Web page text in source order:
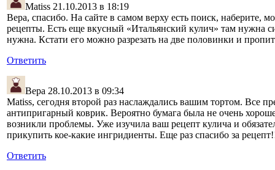
Matiss 21.10.2013 в 18:19
Вера, спасибо. На сайте в самом верху есть поиск, наберите,
рецепты. Есть еще вкусный «Итальянский кулич» там нужна
нужна. Кстати его можно разрезать на две половинки и
Ответить
Вера 28.10.2013 в 09:34
Matiss, сегодня второй раз наслаждались вашим тортом. Все
антипригарный коврик. Вероятно бумага была не очень
возникли проблемы. Уже изучила ваш рецепт кулича и
прикупить кое-какие ингридиенты. Еще раз спасибо за
Ответить